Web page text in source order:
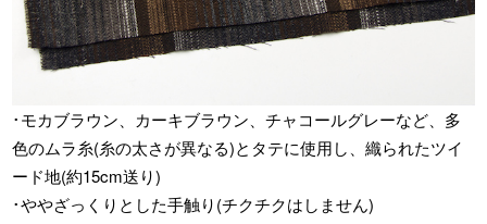
･モカブラウン、カーキブラウン、チャコールグレーなど、多
色のムラ糸(糸の太さが異なる)とタテに使用し、織られたツイ
ード地(約15cm送り)
･ややざっくりとした手触り(チクチクはしません)